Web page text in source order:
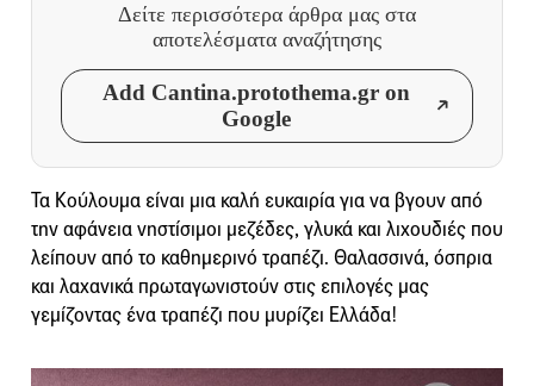
Δείτε περισσότερα άρθρα μας στα
αποτελέσματα αναζήτησης
Add Cantina.protothema.gr on
Google
Τα Κούλουμα είναι μια καλή ευκαιρία για να βγουν από
την αφάνεια νηστίσιμοι μεζέδες, γλυκά και λιχουδιές που
λείπουν από το καθημερινό τραπέζι. Θαλασσινά, όσπρια
και λαχανικά πρωταγωνιστούν στις επιλογές μας
γεμίζοντας ένα τραπέζι που μυρίζει Ελλάδα!